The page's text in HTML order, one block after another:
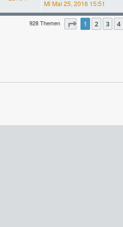
Mi Mai 25, 2016 15:51
928 Themen Seite 1von 19
1 2 3 4